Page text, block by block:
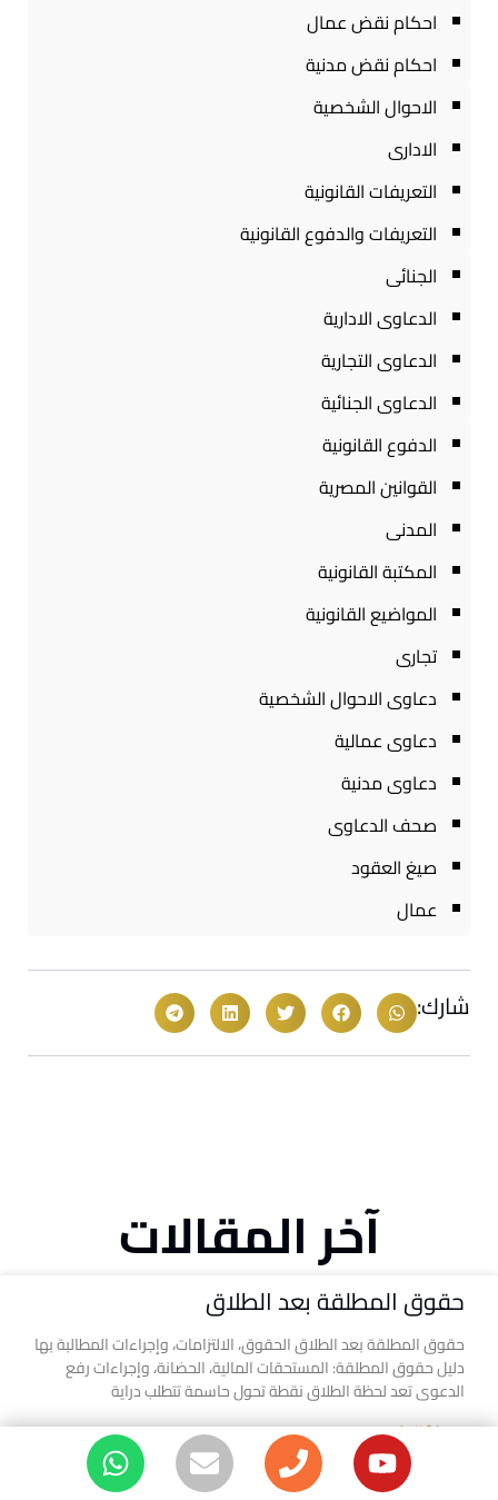
احكام نقض عمال
احكام نقض مدنية
الاحوال الشخصية
الادارى
التعريفات القانونية
التعريفات والدفوع القانونية
الجنائى
الدعاوى الادارية
الدعاوى التجارية
الدعاوى الجنائية
الدفوع القانونية
القوانين المصرية
المدنى
المكتبة القانونية
المواضيع القانونية
تجارى
دعاوى الاحوال الشخصية
دعاوى عمالية
دعاوى مدنية
صحف الدعاوى
صيغ العقود
عمال
شارك:
آخر المقالات
حقوق المطلقة بعد الطلاق
حقوق المطلقة بعد الطلاق الحقوق، الالتزامات، وإجراءات المطالبة بها
دليل حقوق المطلقة: المستحقات المالية، الحضانة، وإجراءات رفع
الدعوى تعد لحظة الطلاق نقطة تحول حاسمة تتطلب دراية
معرفة المزيد »